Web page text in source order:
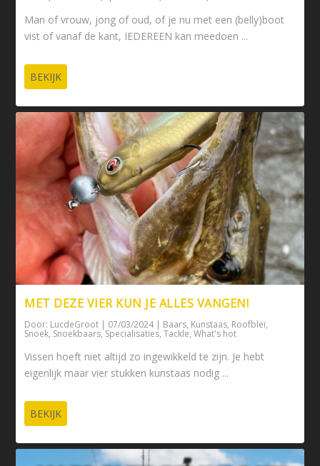
Man of vrouw, jong of oud, of je nu met een (belly)boot
vist of vanaf de kant, IEDEREEN kan meedoen ...
BEKIJK
MET DEZE VIER KUN JE ALLES VANGEN!
Door: LucdeGroot | 07/03/2024 | Baars, Kunstaas, Roofblei,
Snoek, Snoekbaars,Specialisaties,Tackle,What's hot
Vissen hoeft niet altijd zo ingewikkeld te zijn. Je hebt
eigenlijk maar vier stukken kunstaas nodig ...
BEKIJK